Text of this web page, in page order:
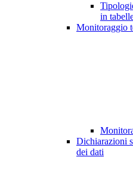
in
Monitoraggio
Dichiarazioni
dei dati